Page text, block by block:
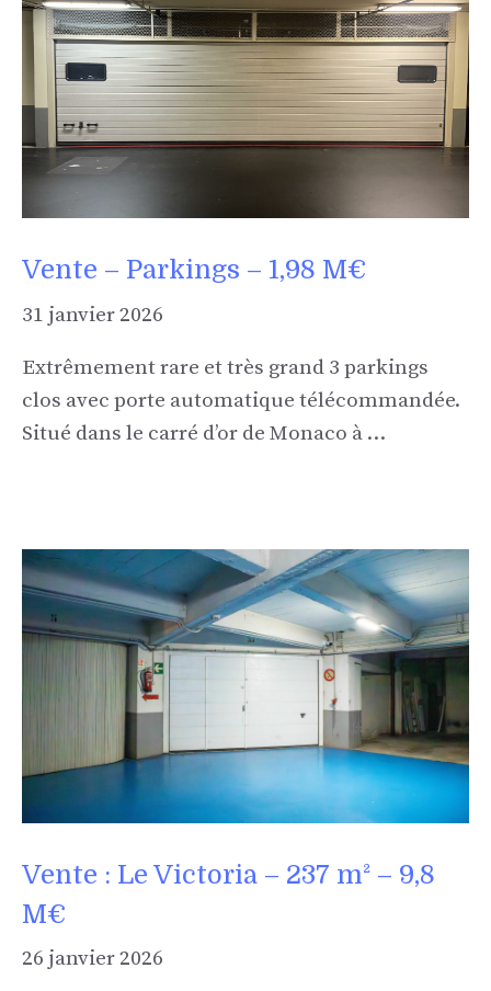
Vente – Parkings – 1,98 M€
31 janvier 2026
Extrêmement rare et très grand 3 parkings
clos avec porte automatique télécommandée.
Situé dans le carré d’or de Monaco à …
Vente : Le Victoria – 237 m² – 9,8
M€
26 janvier 2026